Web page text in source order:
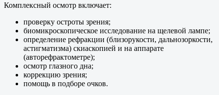
Комплексный осмотр включает:
проверку остроты зрения;
биомикроскопическое исследование на щелевой лампе;
определение рефракции (близорукости, дальнозоркости,
астигматизма) скиаскопией и на аппарате
(авторефрактометре);
осмотр глазного дна;
коррекцию зрения;
помощь в подборе очков.